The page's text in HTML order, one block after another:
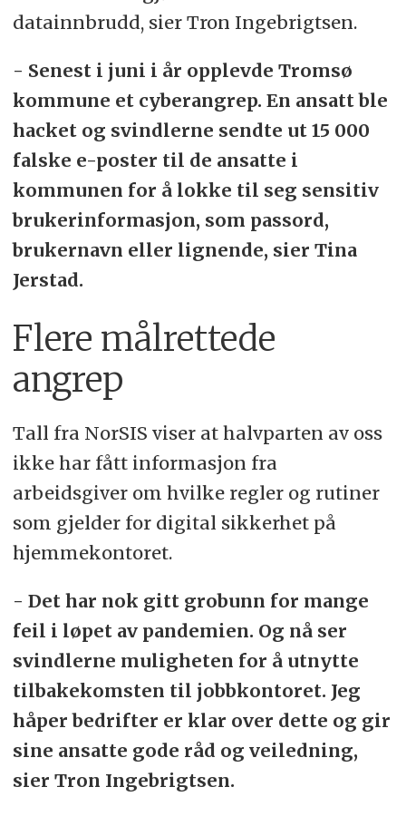
datainnbrudd, sier Tron Ingebrigtsen.
- Senest i juni i år opplevde Tromsø
kommune et cyberangrep. En ansatt ble
hacket og svindlerne sendte ut 15 000
falske e-poster til de ansatte i
kommunen for å lokke til seg sensitiv
brukerinformasjon, som passord,
brukernavn eller lignende, sier Tina
Jerstad.
Flere målrettede
angrep
Tall fra NorSIS viser at halvparten av oss
ikke har fått informasjon fra
arbeidsgiver om hvilke regler og rutiner
som gjelder for digital sikkerhet på
hjemmekontoret.
- Det har nok gitt grobunn for mange
feil i løpet av pandemien. Og nå ser
svindlerne muligheten for å utnytte
tilbakekomsten til jobbkontoret. Jeg
håper bedrifter er klar over dette og gir
sine ansatte gode råd og veiledning,
sier Tron Ingebrigtsen.